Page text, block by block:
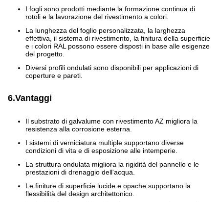
I fogli sono prodotti mediante la formazione continua di
rotoli e la lavorazione del rivestimento a colori.
La lunghezza del foglio personalizzata, la larghezza
effettiva, il sistema di rivestimento, la finitura della superficie
e i colori RAL possono essere disposti in base alle esigenze
del progetto.
Diversi profili ondulati sono disponibili per applicazioni di
coperture e pareti.
6.Vantaggi
Il substrato di galvalume con rivestimento AZ migliora la
resistenza alla corrosione esterna.
I sistemi di verniciatura multiple supportano diverse
condizioni di vita e di esposizione alle intemperie.
La struttura ondulata migliora la rigidità del pannello e le
prestazioni di drenaggio dell'acqua.
Le finiture di superficie lucide e opache supportano la
flessibilità del design architettonico.